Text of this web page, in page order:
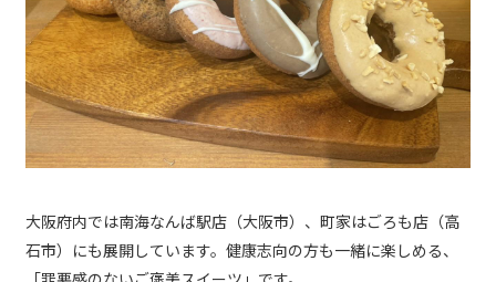
大阪府内では南海なんば駅店（大阪市）、町家はごろも店（高
石市）にも展開しています。健康志向の方も一緒に楽しめる、